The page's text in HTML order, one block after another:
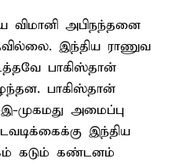
விமானி அபிநந்தனை
இந்திய ராணுவ
பாகிஸ்தான்
பாகிஸ்தான்
முகமது அமைப்பு
இந்திய
கடும் கண்டனம்